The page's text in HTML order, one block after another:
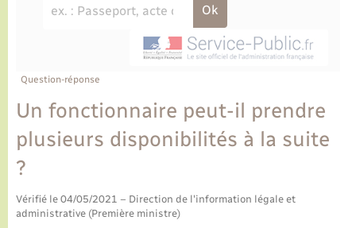
Bulletins d'informations communales
Le personnel municipal
Comment venir à Lyons-la-Forêt
Plan interactif
Présentation de la commune
Permis de détention de chien
Social
CIDFF
Etat-civil - Papiers - Citoyenneté
Logement - Urbanisme
Loisirs
Marchés de Lyons-la-Forêt
Nouvel habitant
Transports scolaires
Travaux - Autorisation d’occupation de l’espace
Question-réponse
Un fonctionnaire peut-il prendre
plusieurs disponibilités à la suite
?
Vérifié le 04/05/2021 – Direction de l'information légale et
administrative (Première ministre)